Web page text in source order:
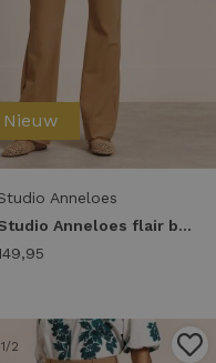
Nieuw
Anneloes
Studio Anneloes flair bonded trousers 14043 Flared 8400 camel
1/2